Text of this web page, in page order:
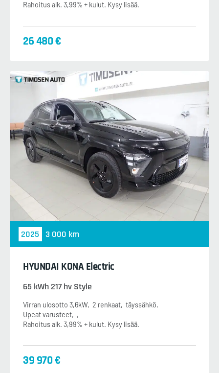
Rahoitus alk. 3,99% + kulut. Kysy lisää.
26 480 €
2025 3 000 km
HYUNDAI KONA Electric
65 kWh 217 hv Style
Virran ulosotto 3,6kW 2 renkaat
täyssähkö
Upeat varusteet
Rahoitus alk. 3,99% + kulut. Kysy lisää.
39 970 €